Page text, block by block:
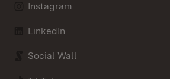
Instagram
LinkedIn
Social Wall